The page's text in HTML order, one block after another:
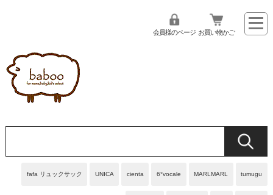
fafa リュックサック UNICA cienta 6°vocale MARLMARL tumugu
会員様のページ お買い物かご